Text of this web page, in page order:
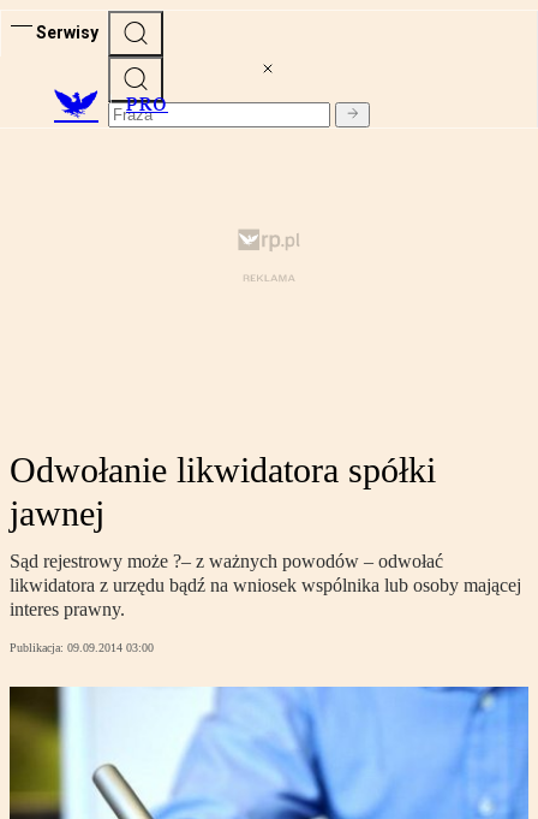
Serwisy
PRO
Odwołanie likwidatora spółki
jawnej
Sąd rejestrowy może ?– z ważnych powodów – odwołać
likwidatora z urzędu bądź na wniosek wspólnika lub osoby mającej
interes prawny.
Publikacja: 09.09.2014 03:00